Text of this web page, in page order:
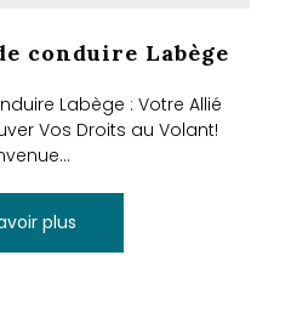
conduire Labège
Labège : Votre Allié
Vos Droits au Volant!
plus